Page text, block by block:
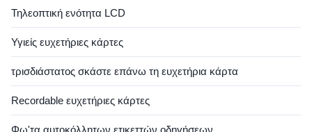
Τηλεοπτική ενότητα LCD
Υγιείς ευχετήριες κάρτες
τρισδιάστατος σκάστε επάνω τη ευχετήρια κάρτα
Recordable ευχετήριες κάρτες
Φω'τα αυτοκόλλητων ετικεττών οδηγήσεων